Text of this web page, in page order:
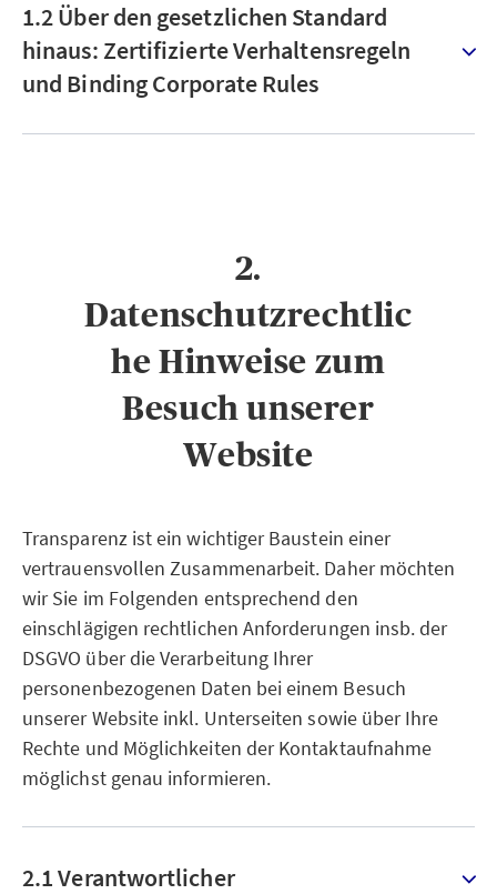
1.2 Über den gesetzlichen Standard
hinaus: Zertifizierte Verhaltensregeln
und Binding Corporate Rules
2.
Datenschutzrechtlic
he Hinweise zum
Besuch unserer
Website
Transparenz ist ein wichtiger Baustein einer
vertrauensvollen Zusammenarbeit. Daher möchten
wir Sie im Folgenden entsprechend den
einschlägigen rechtlichen Anforderungen insb. der
DSGVO über die Verarbeitung Ihrer
personenbezogenen Daten bei einem Besuch
unserer Website inkl. Unterseiten sowie über Ihre
Rechte und Möglichkeiten der Kontaktaufnahme
möglichst genau informieren.
2.1 Verantwortlicher